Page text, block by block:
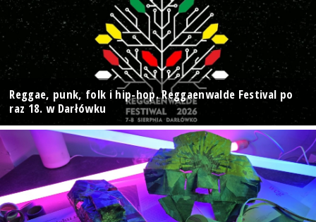
Reggae, punk, folk i hip-hop. Reggaenwalde Festival po
raz 18. w Darłówku